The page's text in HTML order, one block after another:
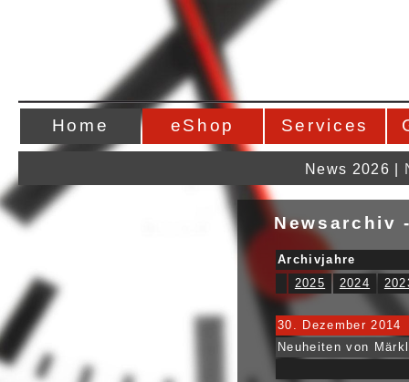
Home eShop Services
News 2026
Newsarchiv
Archivjahre
2025
2024
30. Dezember 2014
Neuheiten von